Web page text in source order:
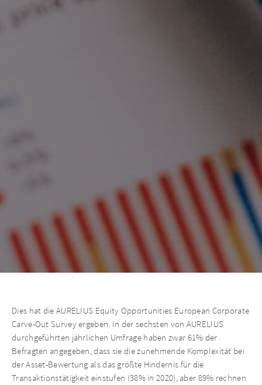
Dies hat die AURELIUS Equity Opportunities European Corporate
Carve-Out Survey ergeben. In der sechsten von AURELIUS
durchgeführten jährlichen Umfrage haben zwar 61% der
Befragten angegeben, dass sie die zunehmende Komplexität bei
der Asset-Bewertung als das größte Hindernis für die
Transaktionstätigkeit einstufen (38% in 2020), aber 89% rechnen